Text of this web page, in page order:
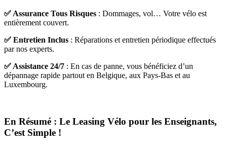
✅ Assurance Tous Risques : Dommages, vol… Votre vélo est
entièrement couvert.
✅ Entretien Inclus : Réparations et entretien périodique effectués
par nos experts.
✅ Assistance 24/7 : En cas de panne, vous bénéficiez d’un
dépannage rapide partout en Belgique, aux Pays-Bas et au
Luxembourg.
En Résumé : Le Leasing Vélo pour les Enseignants,
C’est Simple !